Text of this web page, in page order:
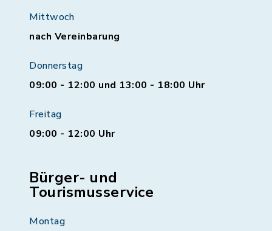
Mittwoch
nach Vereinbarung
Donnerstag
09:00 - 12:00 und 13:00 - 18:00 Uhr
Freitag
09:00 - 12:00 Uhr
Bürger- und
Tourismusservice
Montag